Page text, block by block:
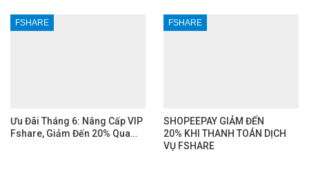
FSHARE
Ưu Đãi Tháng 6: Nâng Cấp VIP
Fshare, Giảm Đến 20% Qua…
FSHARE
SHOPEEPAY GIẢM ĐẾN
20% KHI THANH TOÁN DỊCH
VỤ FSHARE